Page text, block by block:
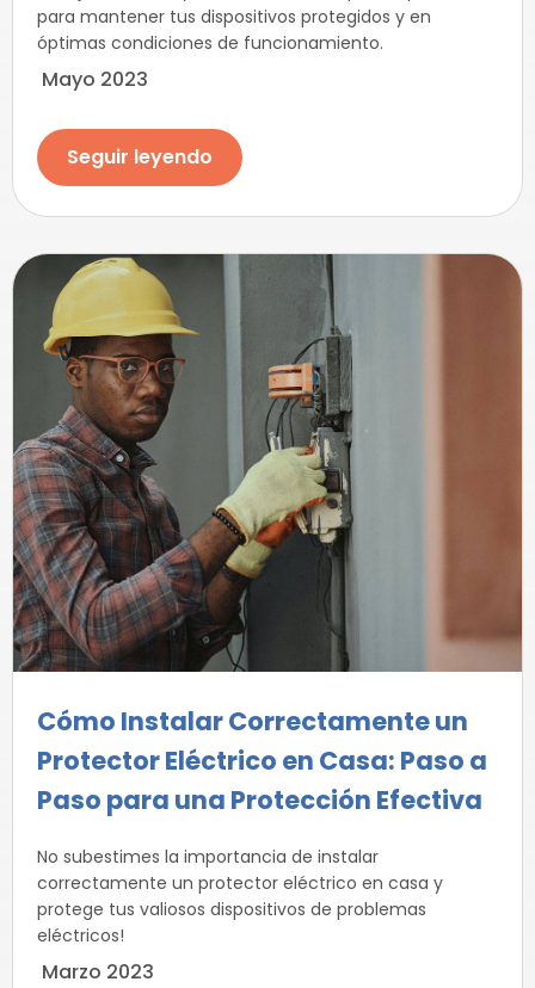
para mantener tus dispositivos protegidos y en
óptimas condiciones de funcionamiento.
Mayo 2023
Seguir leyendo
Cómo Instalar Correctamente un
Protector Eléctrico en Casa: Paso a
Paso para una Protección Efectiva
No subestimes la importancia de instalar
correctamente un protector eléctrico en casa y
protege tus valiosos dispositivos de problemas
eléctricos!
Marzo 2023